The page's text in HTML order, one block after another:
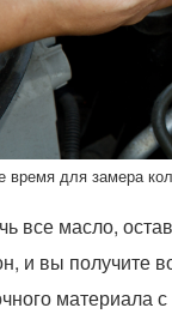
время для замера
все масло,
и вы получите
материала